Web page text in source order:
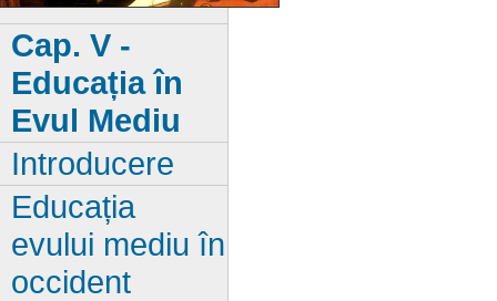
Cap. V -
Educația în
Evul Mediu
Introducere
Educația
evului mediu în
occident